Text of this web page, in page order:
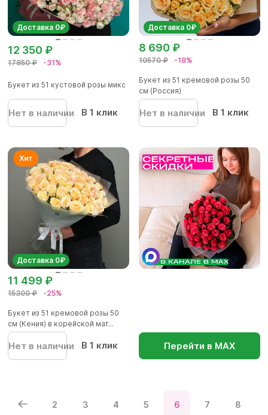
Доставка 0₽
17850 ₽ -31%
12 350 ₽
Букет из 51 кустовой розы микс
Нет в наличии В 1 клик
Доставка 0₽
10570 ₽ -18%
8 690 ₽
Букет из 51 кремовой розы 50
см (Россия)
Нет в наличии В 1 клик
Доставка 0₽
15300 ₽ -25%
11 499 ₽
Букет из 51 кремовой розы 50
см (Кения) в корейской мат...
Нет в наличии В 1 клик Перейти в МАХ
2 3 4 5 6 7 8